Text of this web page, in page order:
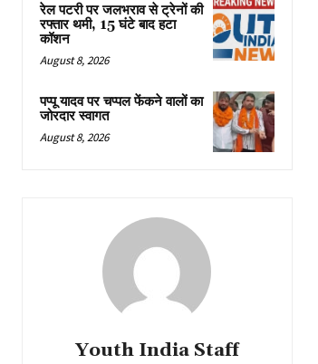
रेल पटरी पर जलभराव से ट्रेनों की
रफ्तार थमी, 15 घंटे बाद हटा
कॉशन
August 8, 2026
पप्पू यादव पर चप्पल फेंकने वालों का
जोरदार स्वागत
August 8, 2026
Youth India Staff